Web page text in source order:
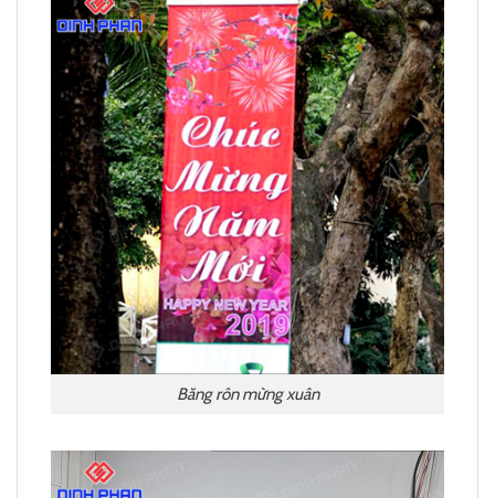
Băng rôn mừng xuân